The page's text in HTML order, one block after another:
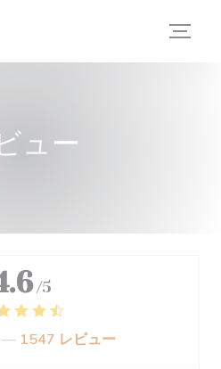
ュー
/5
— 1547 レビュー